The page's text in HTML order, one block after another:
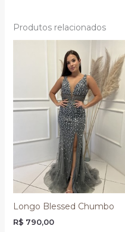
Produtos relacionados
Longo Blessed Chumbo
R$ 790,00